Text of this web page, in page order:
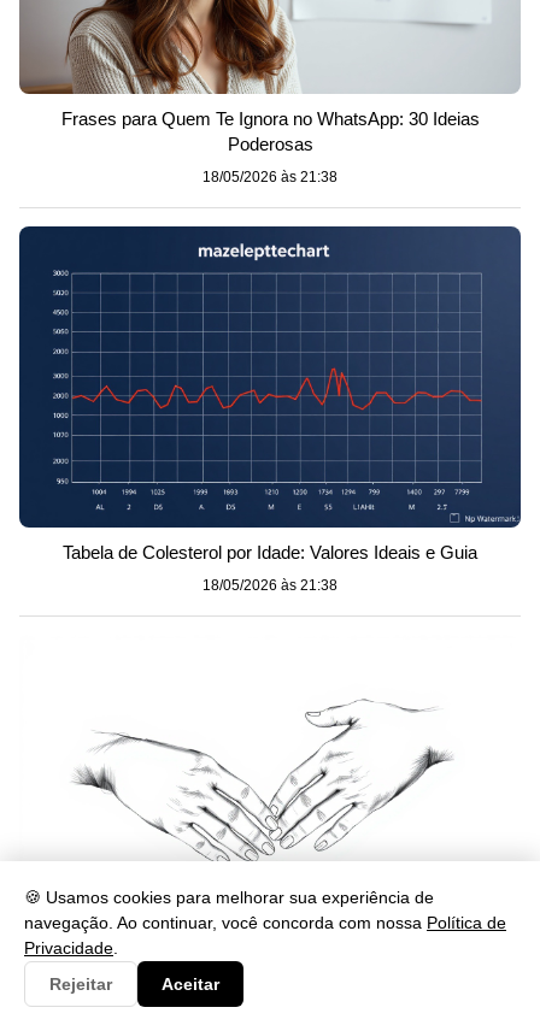
🍪 Usamos cookies para melhorar sua experiência de
navegação. Ao continuar, você concorda com nossa Política de
Privacidade
Rejeitar
Aceitar
Frases para Quem Te Ignora no WhatsApp: 30 Ideias
Poderosas
18/05/2026 às 21:38
Tabela de Colesterol por Idade: Valores Ideais e Guia
18/05/2026 às 21:38
Como Fazer Genograma Familiar: Guia Prático Fácil
18/05/2026 às 21:38